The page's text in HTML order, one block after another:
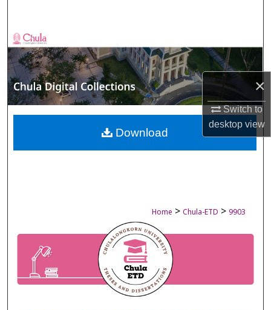
×
Switch to
desktopview
Browse Collections
My Account
About
Digital Commons Network™
Home > Chula-ETD > 9903
Download